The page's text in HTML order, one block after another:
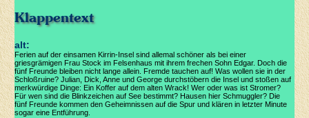
Klappentext
alt:
Ferien auf der einsamen Kirrin-Insel sind allemal schöner als bei einer
griesgrämigen Frau Stock im Felsenhaus mit ihrem frechen Sohn Edgar. Doch die
fünf Freunde bleiben nicht lange allein. Fremde tauchen auf! Was wollen sie in der
Schloßruine? Julian, Dick, Anne und George durchstöbern die Insel und stoßen auf
merkwürdige Dinge: Ein Koffer auf dem alten Wrack! Wer oder was ist Stromer?
Für wen sind die Blinkzeichen auf See bestimmt? Hausen hier Schmuggler? Die
fünf Freunde kommen den Geheimnissen auf die Spur und klären in letzter Minute
sogar eine Entführung.